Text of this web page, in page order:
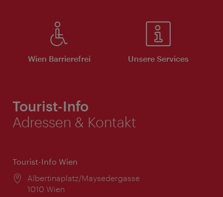
Wien Barrierefrei Unsere Services
Tourist-Info
Adressen & Kontakt
Tourist-Info Wien
Ort:
Albertinaplatz/Maysedergasse
1010 Wien